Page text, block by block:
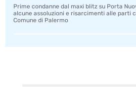
Prime condanne dal maxi blitz su Porta
alcune assoluzioni e risarcimenti alle parti
Comune di Palermo